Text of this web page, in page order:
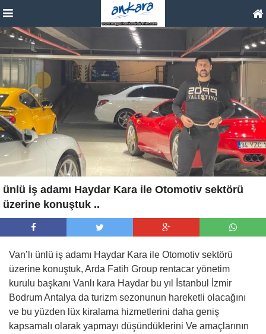
ünlü iş adamı Haydar Kara ile Otomotiv sektörü
üzerine konuştuk ..
Van’lı ünlü iş adamı Haydar Kara ile Otomotiv sektörü
üzerine konuştuk, Arda Fatih Group rentacar yönetim
kurulu başkanı Vanlı kara Haydar bu yıl İstanbul İzmir
Bodrum Antalya da turizm sezonunun hareketli olacağını
ve bu yüzden lüx kiralama hizmetlerini daha geniş
kapsamalı olarak yapmayı düşündüklerini Ve amaçlarının